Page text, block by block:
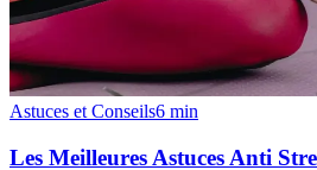
Astuces et Conseils6 min
Les Meilleures Astuces Anti